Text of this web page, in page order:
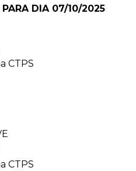
PARA DIA 07/10/2025
CTPS
CTPS